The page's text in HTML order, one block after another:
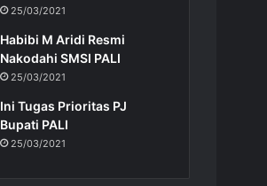
25/03/2021
Habibi M Aridi Resmi
Nakodahi SMSI PALI
25/03/2021
Ini Tugas Prioritas PJ
Bupati PALI
25/03/2021